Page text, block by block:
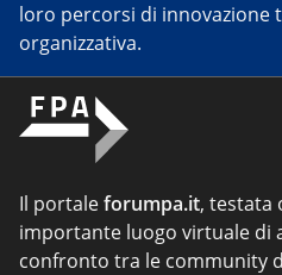
loro percorsi di innovazione
organizzativa.
Il portaleforumpa.it, testata
importante luogo virtuale di
confronto tra le community